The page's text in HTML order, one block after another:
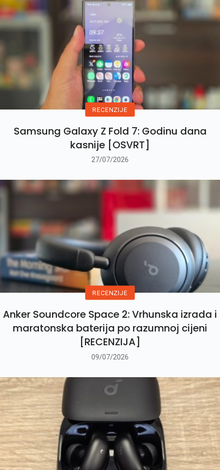
RECENZIJE
Samsung Galaxy Z Fold 7: Godinu dana
kasnije [OSVRT]
27/07/2026
RECENZIJE
Anker Soundcore Space 2: Vrhunska izrada i
maratonska baterija po razumnoj cijeni
[RECENZIJA]
09/07/2026